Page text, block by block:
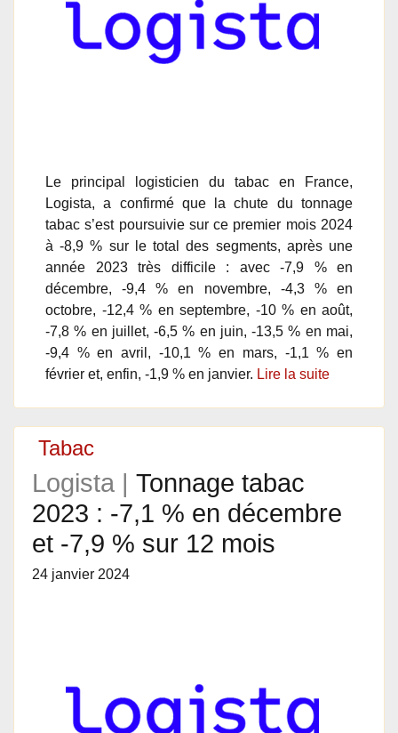
Le principal logisticien du tabac en France,
Logista, a confirmé que la chute du tonnage
tabac s’est poursuivie sur ce premier mois 2024
à -8,9 % sur le total des segments, après une
année 2023 très difficile : avec -7,9 % en
décembre, -9,4 % en novembre, -4,3 % en
octobre, -12,4 % en septembre, -10 % en août,
-7,8 % en juillet, -6,5 % en juin, -13,5 % en mai,
-9,4 % en avril, -10,1 % en mars, -1,1 % en
février et, enfin, -1,9 % en janvier. Lire la suite
Tabac
Logista | Tonnage tabac
2023 : -7,1 % en décembre
et -7,9 % sur 12 mois
24 janvier 2024